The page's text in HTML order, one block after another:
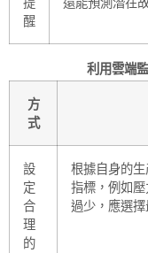
醒
利用雲端
方
式
設
定
合
理
的
根據自身的
指標，例如壓
過少，應選